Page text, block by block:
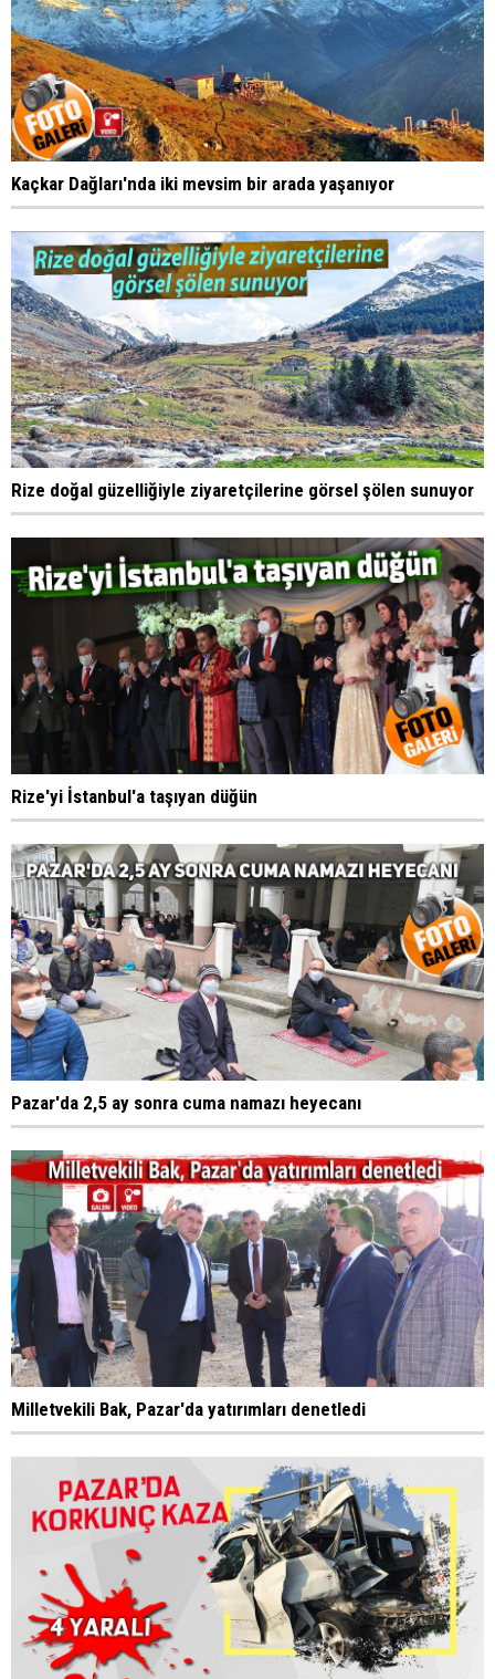
Kaçkar Dağları'nda iki mevsim bir arada yaşanıyor
Rize doğal güzelliğiyle ziyaretçilerine görsel şölen sunuyor
Rize'yi İstanbul'a taşıyan düğün
Pazar'da 2,5 ay sonra cuma namazı heyecanı
Milletvekili Bak, Pazar'da yatırımları denetledi